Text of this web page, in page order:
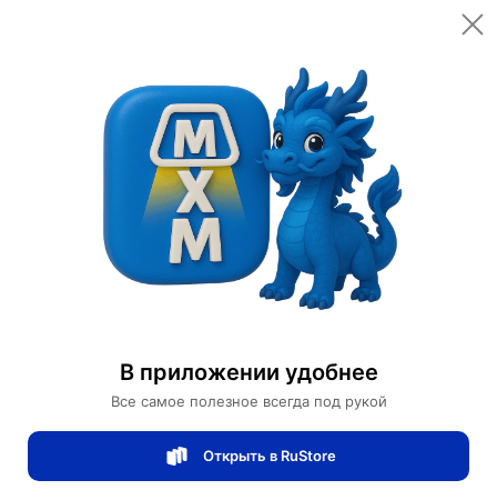
В приложении удобнее
Все самое полезное всегда под рукой
Открыть в RuStore
Открыть
Категории
Мебель для дома и офиса
Освещение для дома
Дизайнерские торшеры
Торшер Ангел хромированный с
крыльями, 210 см
0 отзывов